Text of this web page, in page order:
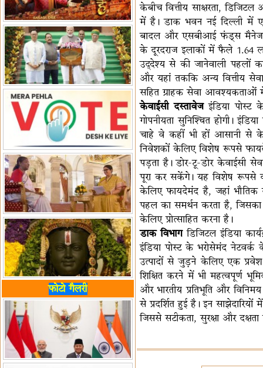
गवई स्पीक्स'
राष्ट्रीय युद्ध स्मारक से 'शौर्य विजय
यात्रा' शुरू
भारत जापान में रक्षा संबंधों का
विस्तार
'एनसीसी को मजबूत करना राष्ट्रीय
जिम्मेदारी'
भारत-ऑस्ट्रेलिया ने खेल संबंधों का
जश्न मनाया
'भारत को फुटबॉल में भी वैश्विक
पहचान दिलाएं'
अल्पसंख्यक मंत्री ने की हज
नीति-2027 की घोषणा
राखीगढ़ी में मिले मानव कंकाल
अवशेष
राष्ट्रपति ने कूनो उद्यान में चीता
प्रबंधन देखा
फोटो गैलरी
केबीच वित्तीय साक्षरता,
में है। डाक भवन नई दिल्ली में
बादल और एसबीआई फंड्स मैनेजमेंट
के दूरदराज इलाकों में फैले 1.64
उद्देश्य से की जानेवाली पहलों का
और यहां तककि अन्य वित्तीय
सहित ग्राहक सेवा आवश्यकताओं
केवाईसी दस्तावेजइंडिया पोस्ट के
गोपनीयता सुनिश्चित होगी।
चाहे वे कहीं भी हों आसानी से
निवेशकों केलिए विशेष रूपसे
पड़ता है। डोर-टू-डोर केवाईसी
पूरा कर सकेंगे। यह विशेष रूपसे
केलिए फायदेमंद है, जहां भौतिक
पहल का समर्थन करता है,
केलिए प्रोत्साहित करना है।
डाक विभागडिजिटल इंडिया
इंडिया पोस्ट के भरोसेमंद
उत्पादों से जुड़ने केलिए एक प्रवेश
शिक्षित करने में भी महत्वपूर्ण
और भारतीय प्रतिभूति और
से प्रदर्शित हुई है। इन
जिससे सटीकता, सुरक्षा और